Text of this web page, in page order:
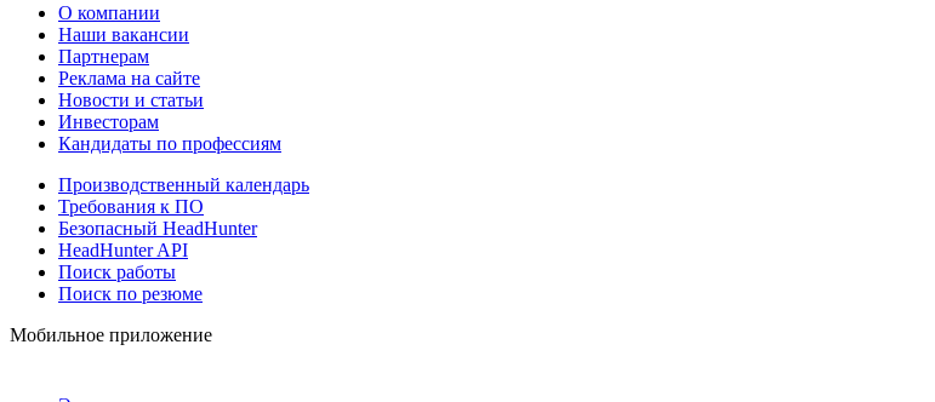
О компании
Наши вакансии
Партнерам
Реклама на сайте
Новости и статьи
Инвесторам
Кандидаты по профессиям
Производственный календарь
Требования к ПО
Безопасный HeadHunter
HeadHunter API
Поиск работы
Поиск по резюме
Мобильное приложение